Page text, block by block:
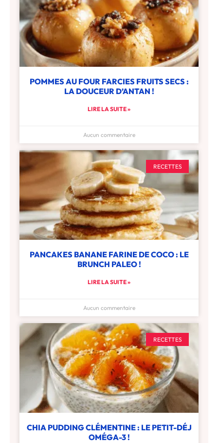
POMMES AU FOUR FARCIES FRUITS SECS :
LA DOUCEUR D’ANTAN !
LIRE LA SUITE »
Aucun commentaire
RECETTES
PANCAKES BANANE FARINE DE COCO : LE
BRUNCH PALEO !
LIRE LA SUITE »
Aucun commentaire
RECETTES
CHIA PUDDING CLÉMENTINE : LE PETIT-DÉJ
OMÉGA-3 !